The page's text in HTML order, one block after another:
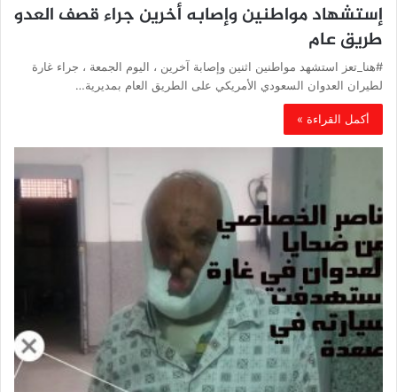
إستشهاد مواطنين وإصابه أخرين جراء قصف العدو
طريق عام
#هنا_تعز استشهد مواطنين اثنين وإصابة آخرين ، اليوم الجمعة ، جراء غارة
لطيران العدوان السعودي الأمريكي على الطريق العام بمديرية…
أكمل القراءة »